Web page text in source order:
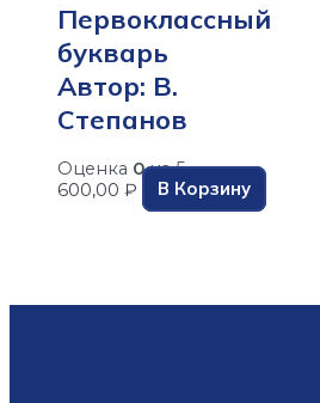
Первоклассный
букварь
Автор: В.
Степанов
Оценка 0из 5
600,00 ₽ В Корзину